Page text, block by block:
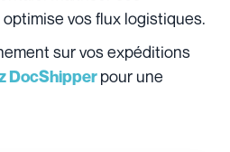
vos flux logistiques.
sur vos expéditions
DocShipperpour une